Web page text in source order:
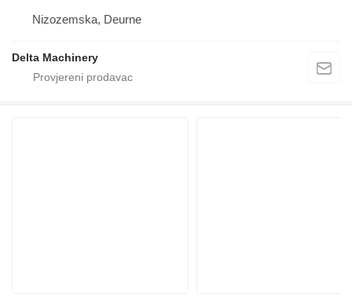
Nizozemska, Deurne
Delta Machinery